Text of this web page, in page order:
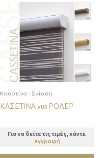
Κουρτίνα - Σκίαση
ΚΑΣΕΤΙΝΑ για ΡΟΛΕΡ
Για να δείτε τις τιμές, κάντε
εγγραφή